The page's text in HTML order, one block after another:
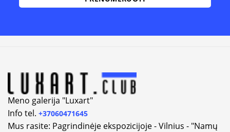
Meno galerija "Luxart"
Info tel. +37060471645
Mus rasite: Pagrindinėje ekspozicijoje - Vilnius - "Namų